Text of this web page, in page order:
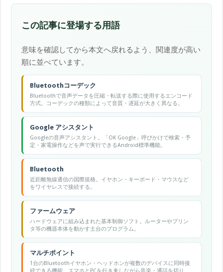
この記事に登場する用語
意味を確認してから本文へ戻れるよう、関連度が高い
順に並べています。
Bluetoothコーデック
Bluetoothで音声データを圧縮・転送する際に使用するエンコード
方式。コーデックの種類によって音質・遅延が大きく異なる。
Google アシスタント
Googleの音声アシスタント。「OK Google」呼びかけで検索・予
定・家電操作などを声で実行できるAndroid標準機能。
Bluetooth
近距離無線通信の国際規格。イヤホン・キーボード・マウスなど
をワイヤレスで接続する。
ファームウェア
ハードウェアに組み込まれた基本制御ソフト。ルーターやプリン
タ等の機器本体を動かす土台のプログラム。
マルチポイント
1台のBluetoothイヤホン・ヘッドホンが複数のデバイスに同時接
続できる機能。スマホとPCを行き来しながら音楽・通話を切り替